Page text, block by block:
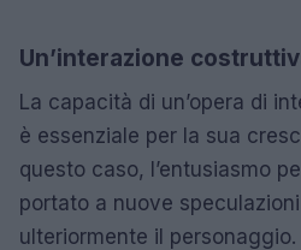
Un’interazione
La capacità di un’opera di
è essenziale per la sua
questo caso, l’entusiasmo
portato a nuove
ulteriormente il